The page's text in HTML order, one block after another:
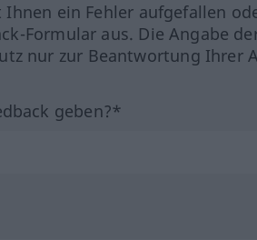
ein Fehler aufgefallen
Formular aus. Die Angabe
nur zur Beantwortung Ihrer
geben?*